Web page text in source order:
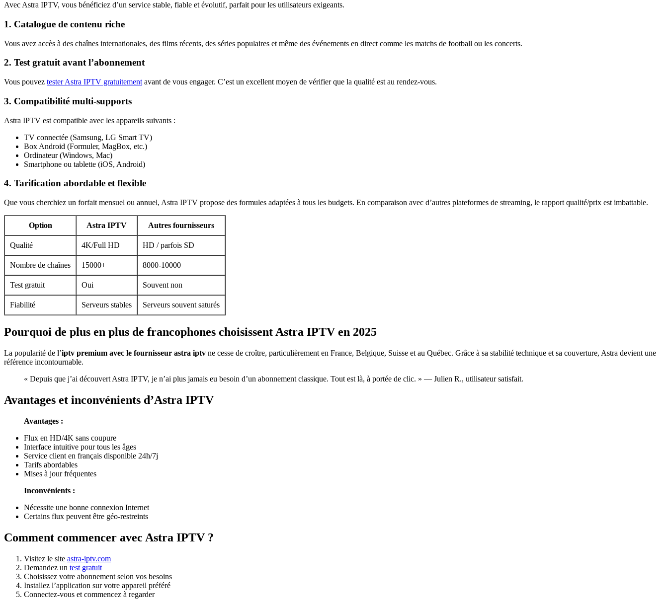
Avec Astra IPTV, vous bénéficiez d’un service stable, fiable et évolutif, parfait pour les utilisateurs exigeants.
1. Catalogue de contenu riche
Vous avez accès à des chaînes internationales, des films récents, des séries populaires et même des événements en direct comme les matchs de football ou les concerts.
2. Test gratuit avant l’abonnement
Vous pouvez tester Astra IPTV gratuitement avant de vous engager. C’est un excellent moyen de vérifier que la qualité est au rendez-vous.
3. Compatibilité multi-supports
Astra IPTV est compatible avec les appareils suivants :
TV connectée (Samsung, LG Smart TV)
Box Android (Formuler, MagBox, etc.)
Ordinateur (Windows, Mac)
Smartphone ou tablette (iOS, Android)
4. Tarification abordable et flexible
Que vous cherchiez un forfait mensuel ou annuel, Astra IPTV propose des formules adaptées à tous les budgets. En comparaison avec d’autres plateformes de streaming, le rapport qualité/prix est imbattable.
Option Astra IPTV Autres fournisseurs
Qualité 4K/Full HD HD / parfois SD
Nombre de chaînes 15000+ 8000-10000
Test gratuit Oui Souvent non
Fiabilité Serveurs stables Serveurs souvent saturés
Pourquoi de plus en plus de francophones choisissent Astra IPTV en 2025
La popularité de l’iptv premium avec le fournisseur astra iptv ne cesse de croître, particulièrement en France, Belgique, Suisse et au Québec. Grâce à sa stabilité technique et sa couverture, Astra devient une
référence incontournable.
« Depuis que j’ai découvert Astra IPTV, je n’ai plus jamais eu besoin d’un abonnement classique. Tout est là, à portée de clic. » — Julien R., utilisateur satisfait.
Avantages et inconvénients d’Astra IPTV
Avantages :
Flux en HD/4K sans coupure
Interface intuitive pour tous les âges
Service client en français disponible 24h/7j
Tarifs abordables
Mises à jour fréquentes
Inconvénients :
Nécessite une bonne connexion Internet
Certains flux peuvent être géo-restreints
Comment commencer avec Astra IPTV ?
Visitez le site astra-iptv.com
Demandez un test gratuit
Choisissez votre abonnement selon vos besoins
Installez l’application sur votre appareil préféré
Connectez-vous et commencez à regarder